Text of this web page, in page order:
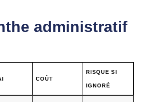
administratif
COÛT
RISQUE SI
IGNORÉ